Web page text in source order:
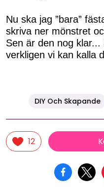
Nu ska jag ”bara”
skriva ner mönstret
Sen är den nog
verkligen vi kan kalla
DIY Och Skapande
12